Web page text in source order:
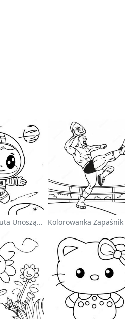
Uroczy Astronauta Unoszący Się W Kosmosie - Kolorowanka